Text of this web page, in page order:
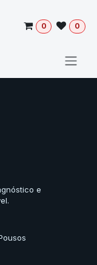
0 0
e